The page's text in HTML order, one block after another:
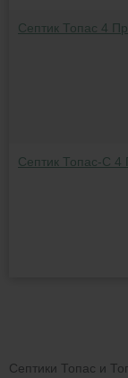
Септик Топас 4 Пр
Септик Топас-С 4
Септики Топас и